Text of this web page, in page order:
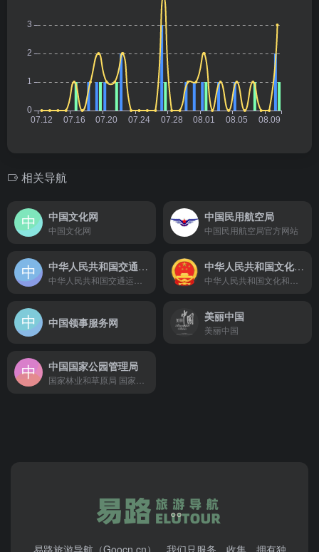
相关导航
中国文化网
中国文化网
中国民用航空局
中国民用航空局官方网站
中华人民共和国交通运输部 中华人民共和国文化和旅游部
中国领事服务网 美丽中国
美丽中国
中国国家公园管理局
易路旅游导航（Goocn.cn），我们只服务、收集、拥有独